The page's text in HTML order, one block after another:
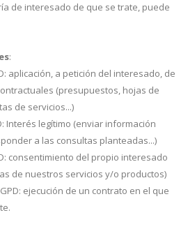
de interesado de que se trate, puede
:
aplicación, a petición del interesado, de
(presupuestos, hojas de
de servicios...)
Interés legítimo (enviar información
a las consultas planteadas...)
consentimiento del propio interesado
de nuestros servicios y/o productos)
ejecución de un contrato en el que